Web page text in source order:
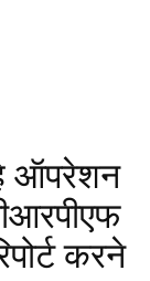
ऑपरेशन
करने